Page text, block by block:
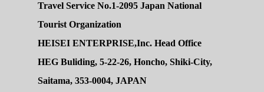
Travel Service No.1-2095 Japan National
Tourist Organization
HEISEI ENTERPRISE,Inc. Head Office
HEG Buliding, 5-22-26, Honcho, Shiki-City,
Saitama, 353-0004, JAPAN